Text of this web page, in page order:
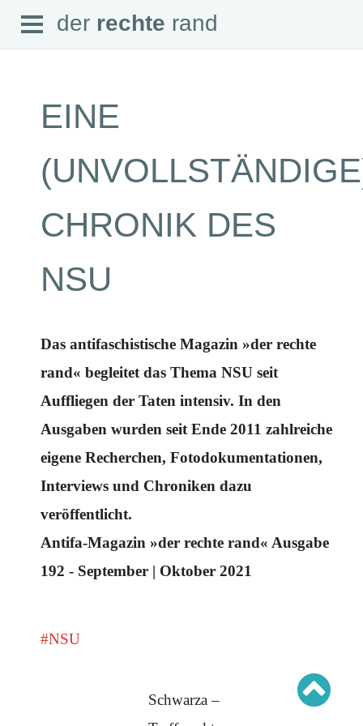
der rechte rand
SEITEN
Home
Magazin
Downloads
Impressum
Datenschutz
Schwerpunkt AFD-Verbot
Schwerpunkt zur USA und Faschist Trump
Schwerpunkt »Identitäre Bewegung«
Schwerpunkt NSU
Schwerpunkt »Reichsbürger«
Schwerpunkt NPD
Ausgabe 221
Ausgabe 219
Ausgabe 217
Open
Menu
der rechte rand
EINE
CHRONIK DES
NSU
Das antifaschistische Magazin »der rechte
rand« begleitet das Thema NSU seit
Auffliegen der Taten intensiv. In den
Ausgaben wurden seit Ende 2011 zahlreiche
eigene Recherchen, Fotodokumentationen,
Interviews und Chroniken dazu
veröffentlicht.
Antifa-Magazin »der rechte rand« Ausgabe
192 - September | Oktober 2021
#NSU
Schwarza –